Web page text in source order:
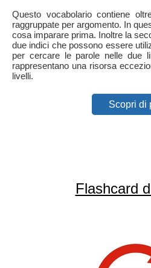
Questo vocabolario contiene
raggruppate per argomento. In
cosa imparare prima. Inoltre la
due indici che possono essere
per cercare le parole nelle due
rappresentano una risorsa
livelli.
Scopri di
Flashcard